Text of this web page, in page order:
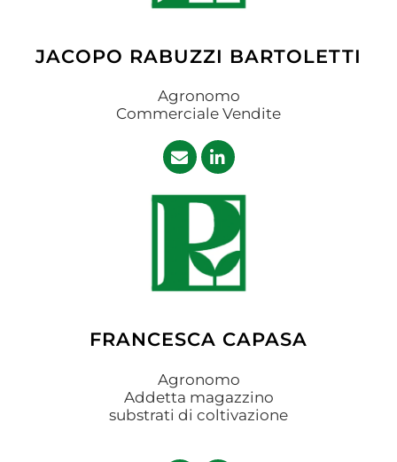
JACOPO RABUZZI BARTOLETTI
Agronomo
Commerciale Vendite
FRANCESCA CAPASA
Agronomo
Addetta magazzino
substrati di coltivazione